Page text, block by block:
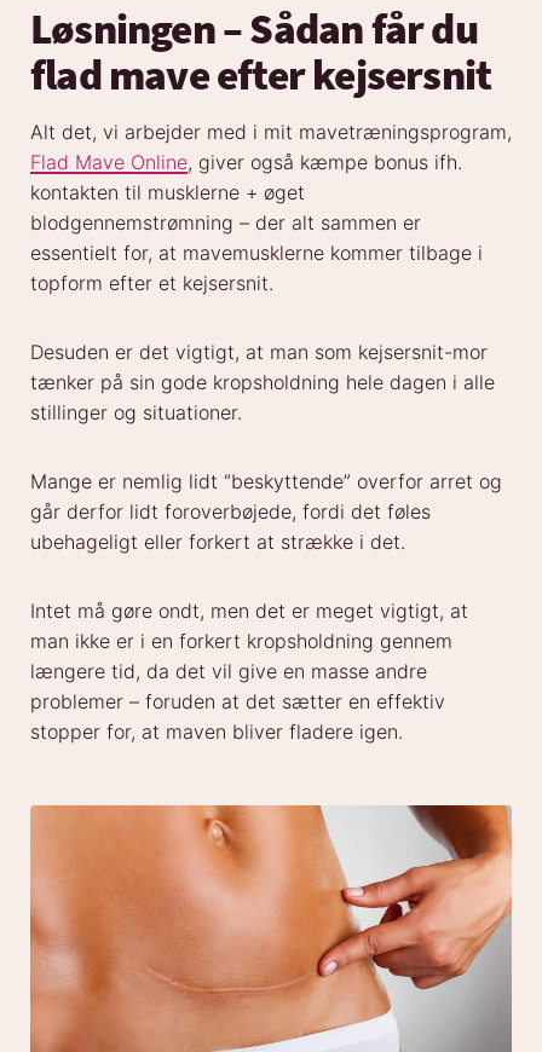
Løsningen – Sådan får du
flad mave efter kejsersnit
Alt det, vi arbejder med i mit mavetræningsprogram,
Flad Mave Online, giver også kæmpe bonus ifh.
kontakten til musklerne + øget
blodgennemstrømning – der alt sammen er
essentielt for, at mavemusklerne kommer tilbage i
topform efter et kejsersnit.
Desuden er det vigtigt, at man som kejsersnit-mor
tænker på sin gode kropsholdning hele dagen i alle
stillinger og situationer.
Mange er nemlig lidt “beskyttende” overfor arret og
går derfor lidt foroverbøjede, fordi det føles
ubehageligt eller forkert at strække i det.
Intet må gøre ondt, men det er meget vigtigt, at
man ikke er i en forkert kropsholdning gennem
længere tid, da det vil give en masse andre
problemer – foruden at det sætter en effektiv
stopper for, at maven bliver fladere igen.